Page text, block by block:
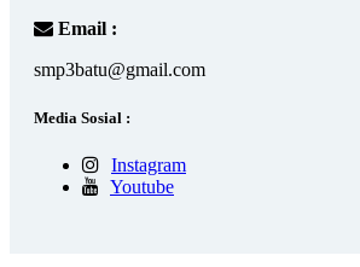
Email :
smp3batu@gmail.com
Media Sosial :
Instagram
Youtube